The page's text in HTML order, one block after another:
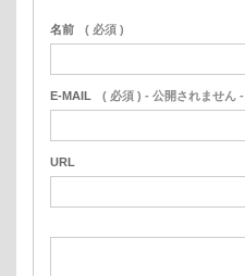
名前 ( 必須 )
E-MAIL ( 必須 ) - 公開されません -
URL